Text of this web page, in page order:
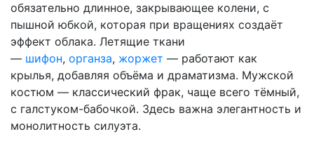
обязательно длинное, закрывающее колени, с
пышной юбкой, которая при вращениях создаёт
эффект облака. Летящие ткани
—шифон,органза,жоржет— работают как
крылья, добавляя объёма и драматизма. Мужской
костюм — классический фрак, чаще всего тёмный,
с галстуком-бабочкой. Здесь важна элегантность и
монолитность силуэта.